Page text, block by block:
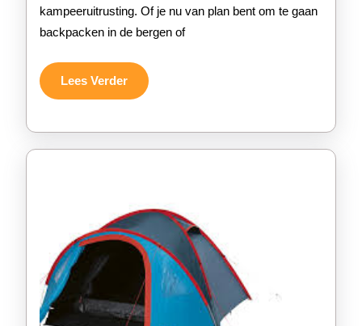
Jouw
kampeeruitrusting. Of je nu van plan bent om te gaan
backpacken in de bergen of
Lees VerderLees
Verder